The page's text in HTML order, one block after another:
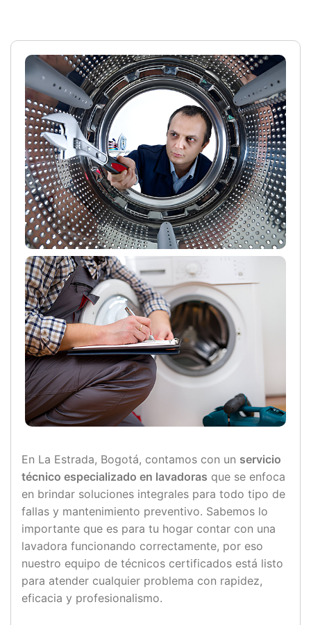
En La Estrada, Bogotá, contamos con un servicio
técnico especializado en lavadoras que se enfoca
en brindar soluciones integrales para todo tipo de
fallas y mantenimiento preventivo. Sabemos lo
importante que es para tu hogar contar con una
lavadora funcionando correctamente, por eso
nuestro equipo de técnicos certificados está listo
para atender cualquier problema con rapidez,
eficacia y profesionalismo.